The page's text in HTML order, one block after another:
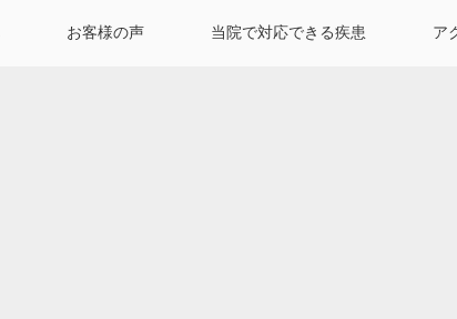
お客様の声 当院で対応できる疾患 ア